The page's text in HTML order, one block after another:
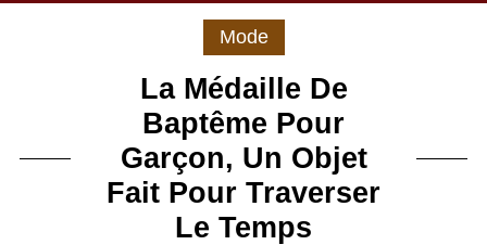
Mode
La Médaille De
Baptême Pour
Garçon, Un Objet
Fait Pour Traverser
Le Temps